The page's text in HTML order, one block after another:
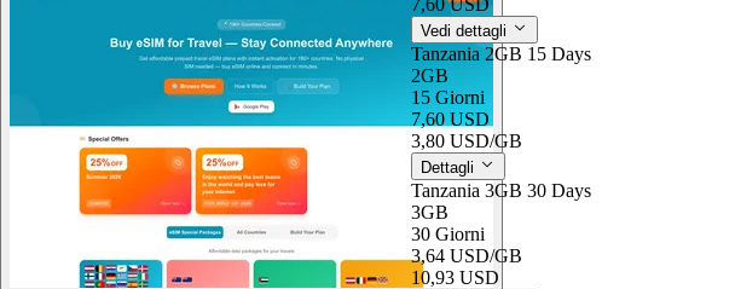
Vedi dettagli
Tanzania 2GB 15 Days
2GB
15 Giorni
7,60 USD
3,80 USD/GB
Dettagli
Tanzania 3GB 30 Days
3GB
30 Giorni
3,64 USD/GB
10,93 USD